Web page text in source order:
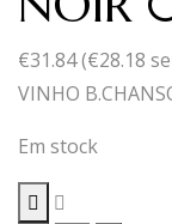
€31.84(€28.18
VINHO
Em stock